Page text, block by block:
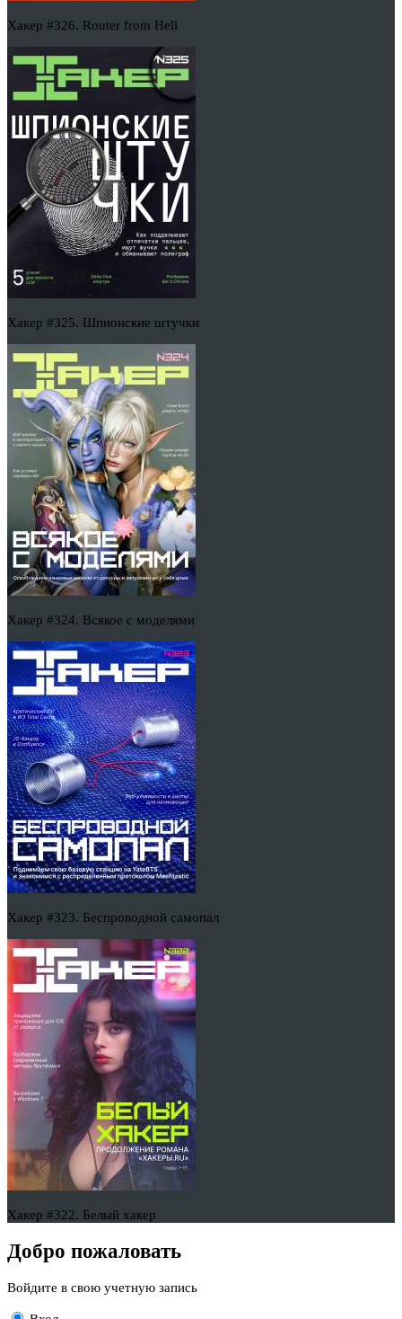
Хакер #326. Router from Hell
Хакер #325. Шпионские штучки
Хакер #324. Всякое с моделями
Хакер #323. Беспроводной самопал
Хакер #322. Белый хакер
Добро пожаловать
Войдите в свою учетную запись